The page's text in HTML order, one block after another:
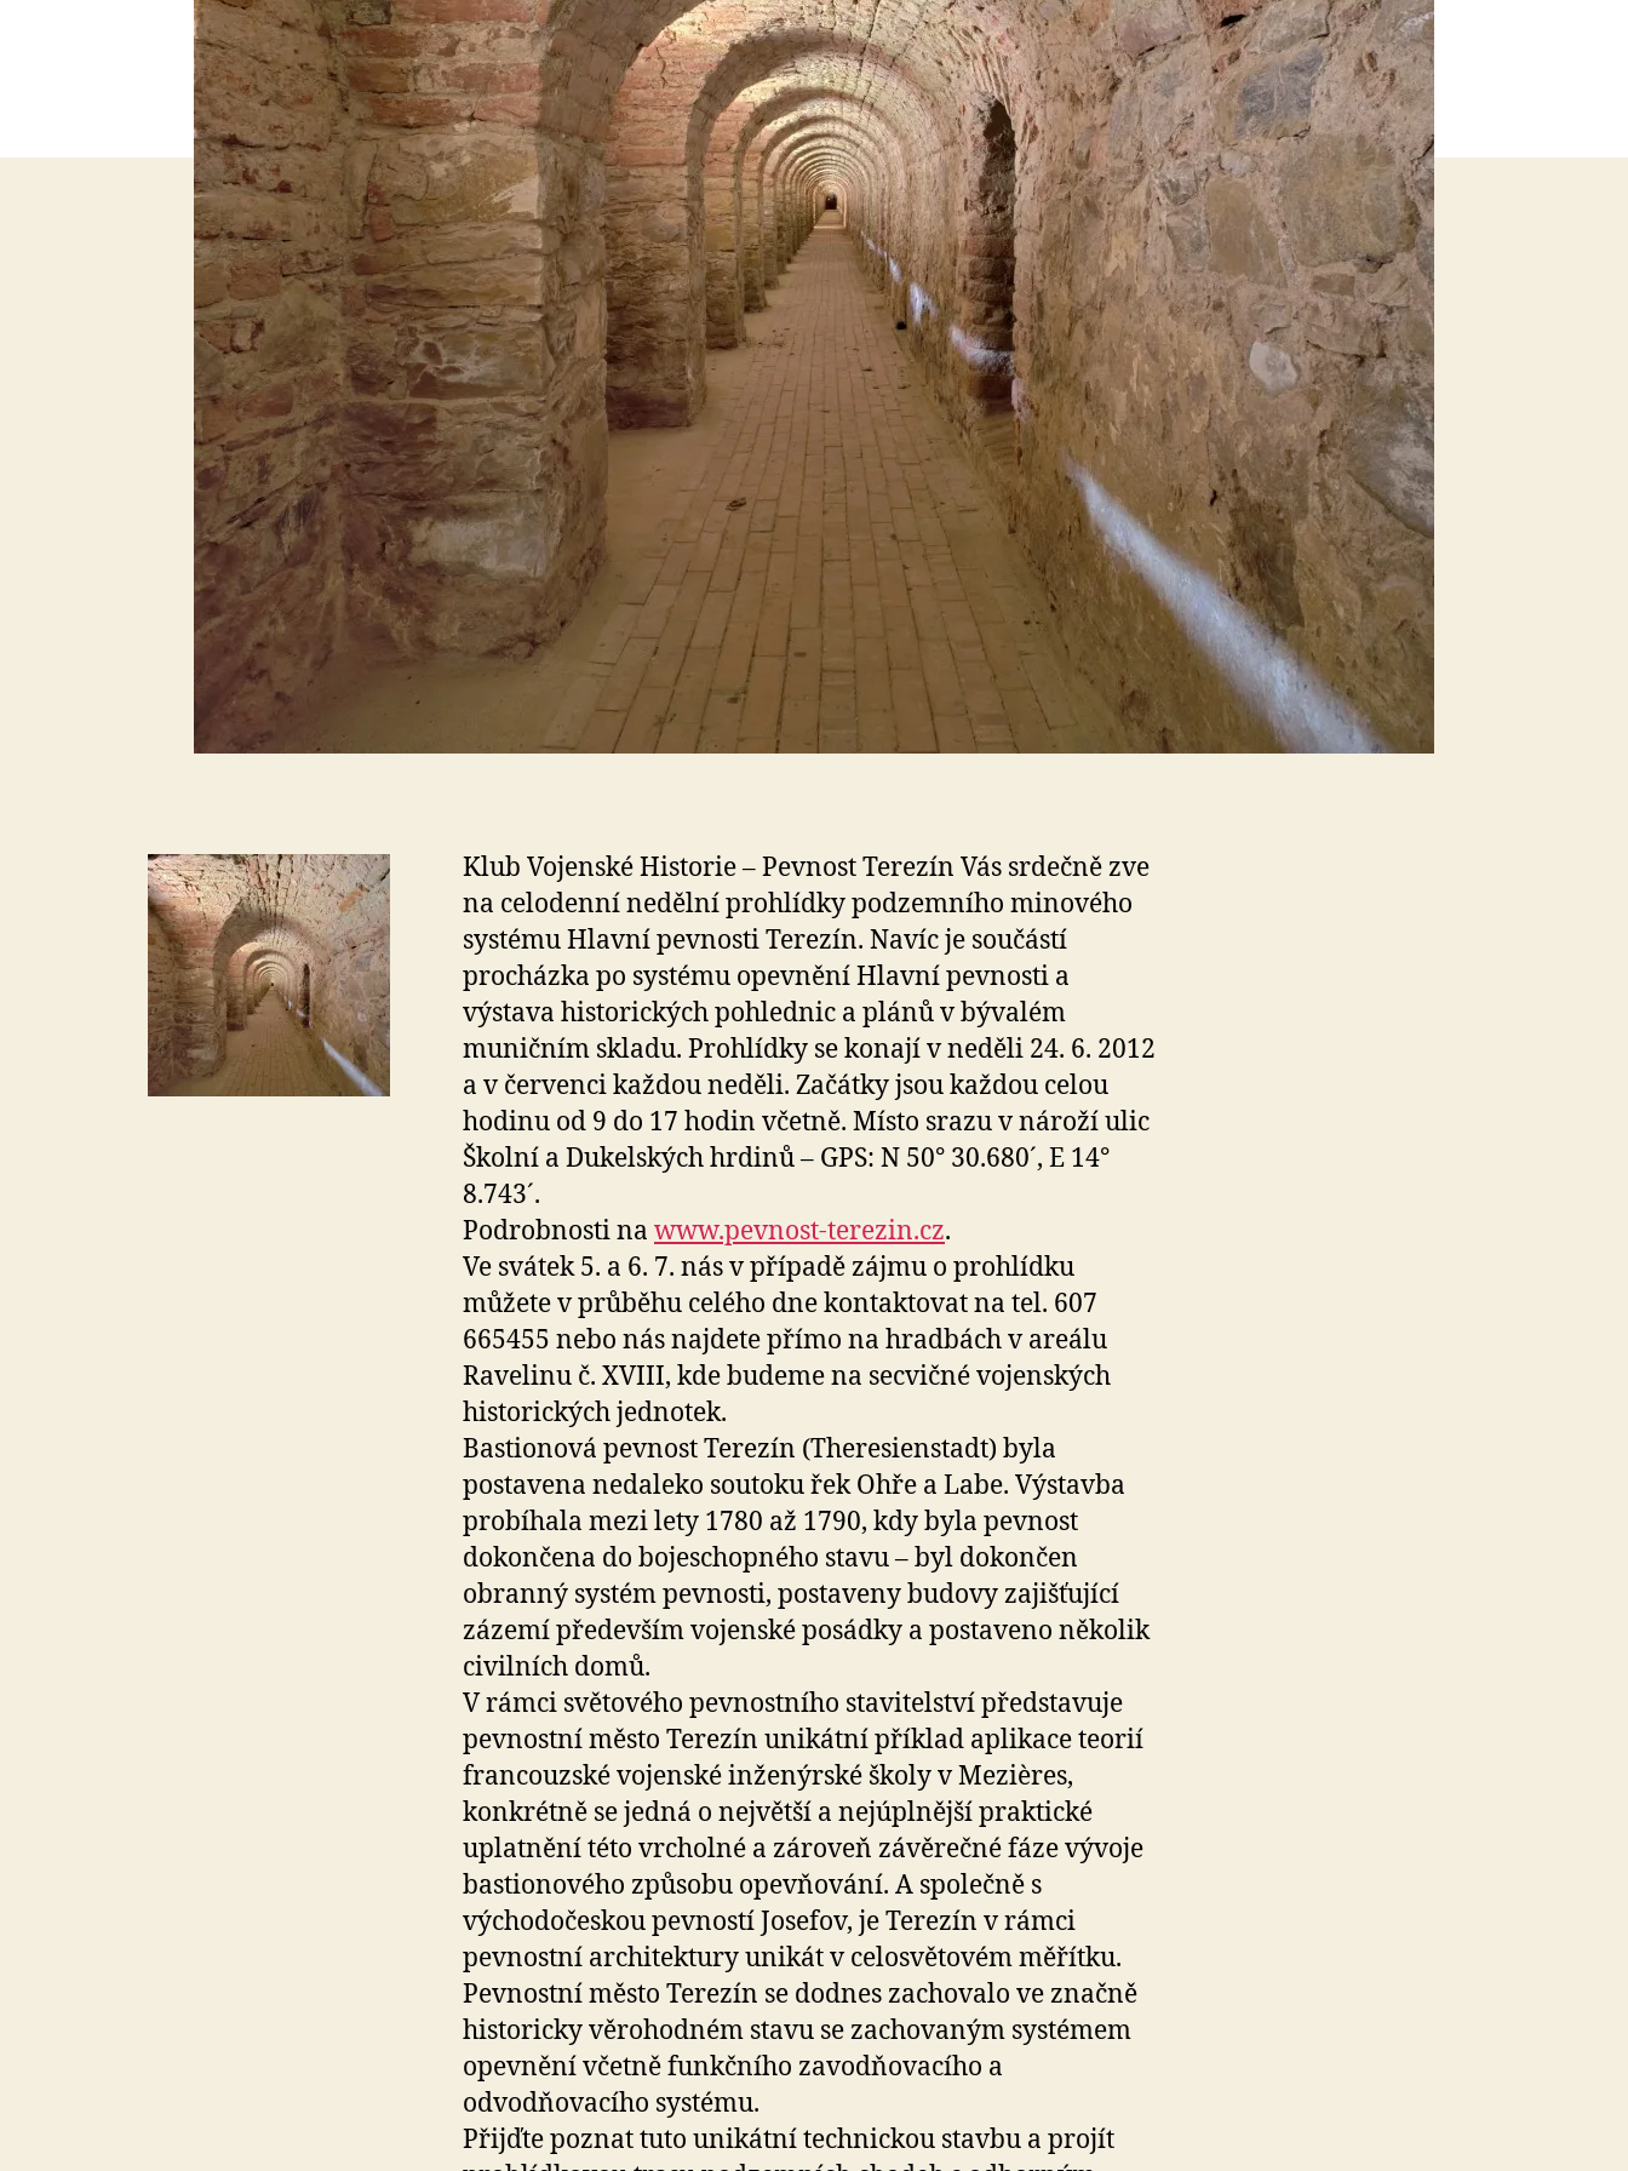
Klub Vojenské Historie – Pevnost Terezín Vás srdečně zve
na celodenní nedělní prohlídky podzemního minového
systému Hlavní pevnosti Terezín. Navíc je součástí
procházka po systému opevnění Hlavní pevnosti a
výstava historických pohlednic a plánů v bývalém
muničním skladu. Prohlídky se konají v neděli 24. 6. 2012
a v červenci každou neděli. Začátky jsou každou celou
hodinu od 9 do 17 hodin včetně. Místo srazu v nároží ulic
Školní a Dukelských hrdinů – GPS: N 50° 30.680´, E 14°
8.743´.
Podrobnosti na www.pevnost-terezin.cz.
Ve svátek 5. a 6. 7. nás v případě zájmu o prohlídku
můžete v průběhu celého dne kontaktovat na tel. 607
665455 nebo nás najdete přímo na hradbách v areálu
Ravelinu č. XVIII, kde budeme na secvičné vojenských
historických jednotek.
Bastionová pevnost Terezín (Theresienstadt) byla
postavena nedaleko soutoku řek Ohře a Labe. Výstavba
probíhala mezi lety 1780 až 1790, kdy byla pevnost
dokončena do bojeschopného stavu – byl dokončen
obranný systém pevnosti, postaveny budovy zajišťující
zázemí především vojenské posádky a postaveno několik
civilních domů.
V rámci světového pevnostního stavitelství představuje
pevnostní město Terezín unikátní příklad aplikace teorií
francouzské vojenské inženýrské školy v Mezières,
konkrétně se jedná o největší a nejúplnější praktické
uplatnění této vrcholné a zároveň závěrečné fáze vývoje
bastionového způsobu opevňování. A společně s
východočeskou pevností Josefov, je Terezín v rámci
pevnostní architektury unikát v celosvětovém měřítku.
Pevnostní město Terezín se dodnes zachovalo ve značně
historicky věrohodném stavu se zachovaným systémem
opevnění včetně funkčního zavodňovacího a
odvodňovacího systému.
Přijďte poznat tuto unikátní technickou stavbu a projít